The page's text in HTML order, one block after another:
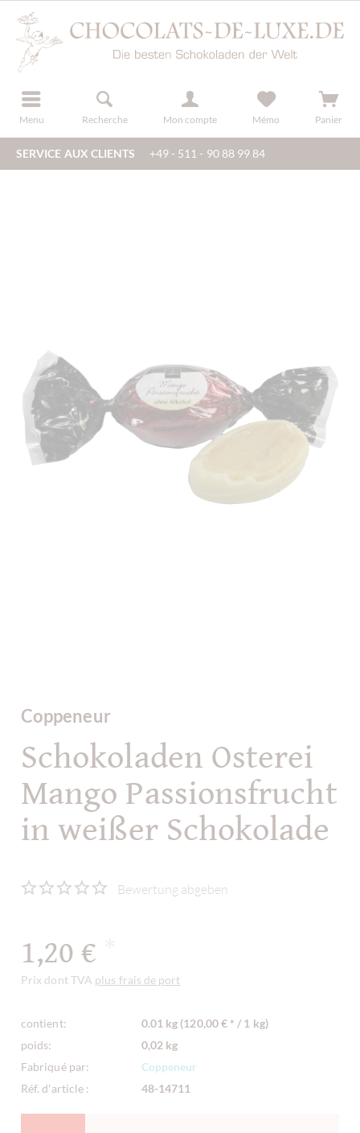
Menu Recherche Mon compte
s'inscrire Mémo Panier
SERVICE AUX CLIENTS +49 - 511 - 90 88 99 84
Coppeneur
Schokoladen Osterei
Mango Passionsfrucht
in weißer Schokolade
Bewertung abgeben
1,20 €
Prix dont TVA plus frais de port
contient:
0.01 kg (120,00 € * / 1 kg)
poids:
0,02 kg
Fabriqué par:
Coppeneur
Réf. d'article :
48-14711